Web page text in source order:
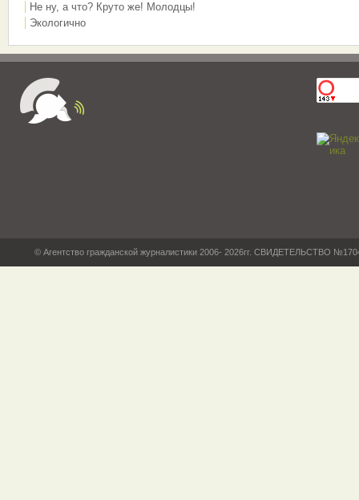
Не ну, а что? Круто же! Молодцы!
Экологично
© Агентство гражданской журналистики 2006- 2026гг. СВИДЕТЕЛЬСТВО